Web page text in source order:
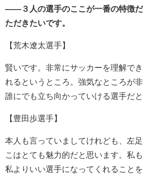
――３人の選手のここが一番の特徴
ただきたいです。
【荒木遼太選手】
賢いです。非常にサッカーを理解で
れるというところ。強気なところが
誰にでも立ち向かっていける選手だと
【豊田歩選手】
本人も言っていましてけれども、左
こはとても魅力的だと思います。私
私よりいい選手になってくれることを